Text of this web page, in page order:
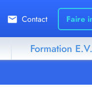
Contact Faire
Formation